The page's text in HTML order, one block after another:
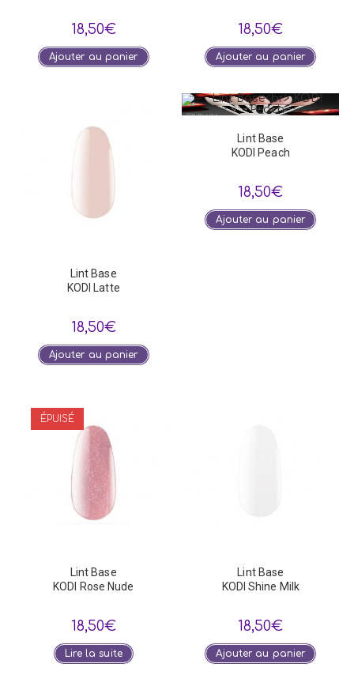
18,50€
Ajouter au panier
18,50€
Ajouter au panier
Lint Base
KODI Latte
18,50€
Ajouter au panier
Lint Base
KODI Peach
18,50€
Ajouter au panier
ÉPUISÉ
Lint Base
KODI Rose Nude
18,50€
Lire la suite
Lint Base
KODI Shine Milk
18,50€
Ajouter au panier